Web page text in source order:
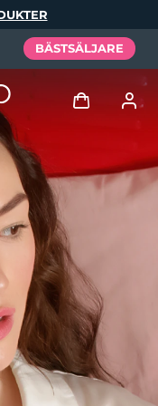
BÄSTSÄLJARE
Logga in
Användarprofil
Mina enheter
beställningar
Mina adresser
Español
Português
Русский
繁體中文